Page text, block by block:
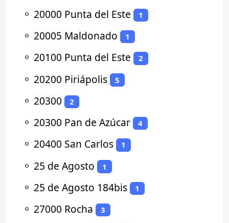
⚬ 20000 Punta del Este 1
⚬ 20005 Maldonado 1
⚬ 20100 Punta del Este 2
⚬ 20200 Piriápolis 5
⚬ 20300 2
⚬ 20300 Pan de Azúcar 4
⚬ 20400 San Carlos 1
⚬ 25 de Agosto 1
⚬ 25 de Agosto 184bis 1
⚬ 27000 Rocha 3